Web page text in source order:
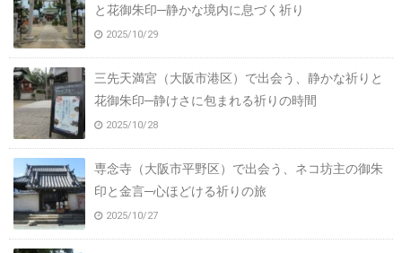
と花御朱印─静かな境内に息づく祈り
2025/10/29
三先天満宮（大阪市港区）で出会う、静かな祈りと
花御朱印─静けさに包まれる祈りの時間
2025/10/28
専念寺（大阪市平野区）で出会う、ネコ坊主の御朱
印と金言─心ほどける祈りの旅
2025/10/27